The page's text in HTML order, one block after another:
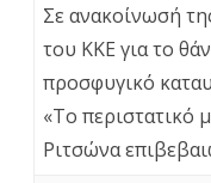
Σε ανακοίνωσή
του ΚΚΕ για το
προσφυγικό
«Το περιστατικό
Ριτσώνα